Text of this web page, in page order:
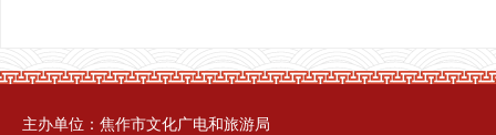
主办单位：焦作市文化广电和旅游局